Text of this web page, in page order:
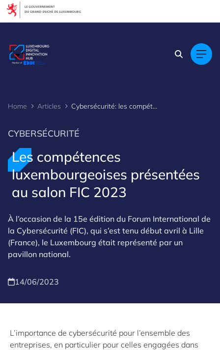
Home Articles Cybersécurité: les compétences luxembourgeoises présentées au salon FIC 2023
CYBERSÉCURITÉ
Les compétences
luxembourgeoises présentées
au salon FIC 2023
À l’occasion de la 15e édition du Forum International de
la Cybersécurité (FIC), qui s’est tenu début avril à Lille
(France), le Luxembourg était représenté par un
pavillon national.
14/06/2023
L’importance de cybersécurité pour l’ensemble des
entreprises, en particulier pour celles engagées dans
Cookies management panel